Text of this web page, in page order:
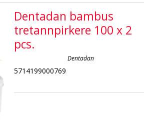
Dentadan bambus
tretannpirkere 100 x 2
pcs.
Dentadan
5714199000769